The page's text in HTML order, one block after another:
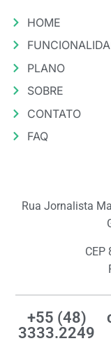
HOME
PLANO
SOBRE
CONTATO
FAQ
Rua Jornalista
CEP
+55 (48)
3333.2249